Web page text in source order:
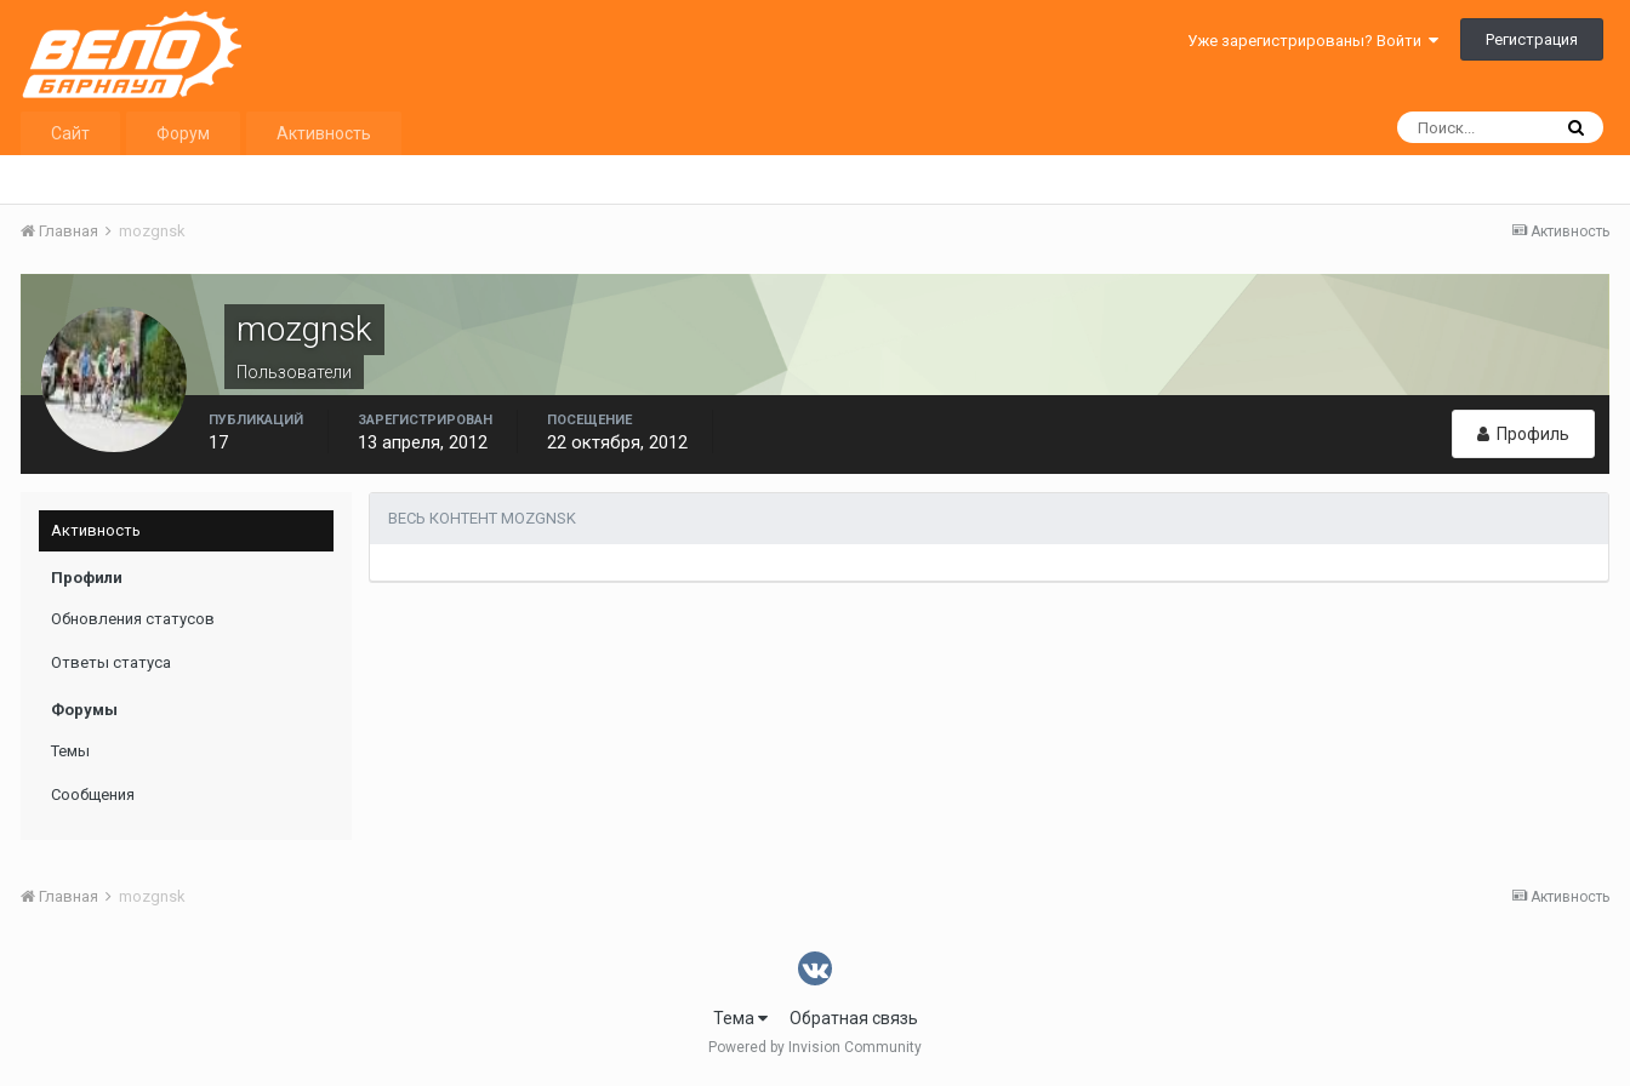
Уже зарегистрированы? Войти Регистрация
Сайт Форум Активность
Активность
Главная mozgnsk
mozgnsk
Пользователи
Профиль
ПУБЛИКАЦИЙ
17
ЗАРЕГИСТРИРОВАН
13 апреля, 2012
ПОСЕЩЕНИЕ
22 октября, 2012
Активность
Профили
Обновления статусов
Ответы статуса
Форумы
Темы
Сообщения
ВЕСЬ КОНТЕНТ MOZGNSK
Активность
Главная mozgnsk
Тема Обратная связь
Powered by Invision Community